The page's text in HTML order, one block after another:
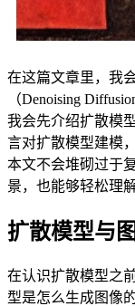
在这篇文章里，我
（Denoising
我会先介绍扩散模
言对扩散模型建模
本文不会堆砌过于
景，也能够轻松理
扩散模型与
在认识扩散模型之
型是怎么生成图像